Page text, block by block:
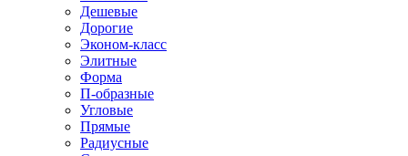
Дешевые
Дорогие
Эконом-класс
Элитные
Форма
П-образные
Угловые
Прямые
Радиусные